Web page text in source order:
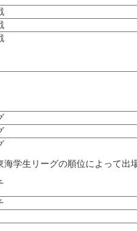
海学生リーグの順位によって出